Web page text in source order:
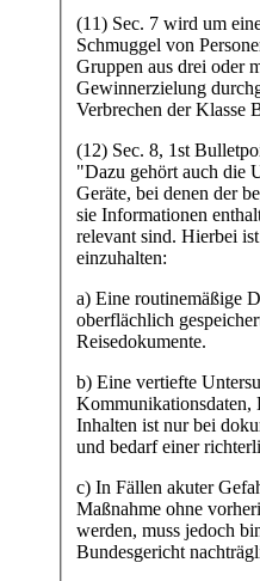
(11) Sec. 7 wird um
Schmuggel von
Gruppen aus drei oder
Gewinnerzielung
Verbrechen der Klasse
(12) Sec. 8, 1st
"Dazu gehört auch die
Geräte, bei denen der
sie Informationen
relevant sind. Hierbei
einzuhalten:
a) Eine routinemäßige
oberflächlich
Reisedokumente.
b) Eine vertiefte
Kommunikationsdaten,
Inhalten ist nur bei
und bedarf einer
c) In Fällen akuter
Maßnahme ohne
werden, muss jedoch
Bundesgericht